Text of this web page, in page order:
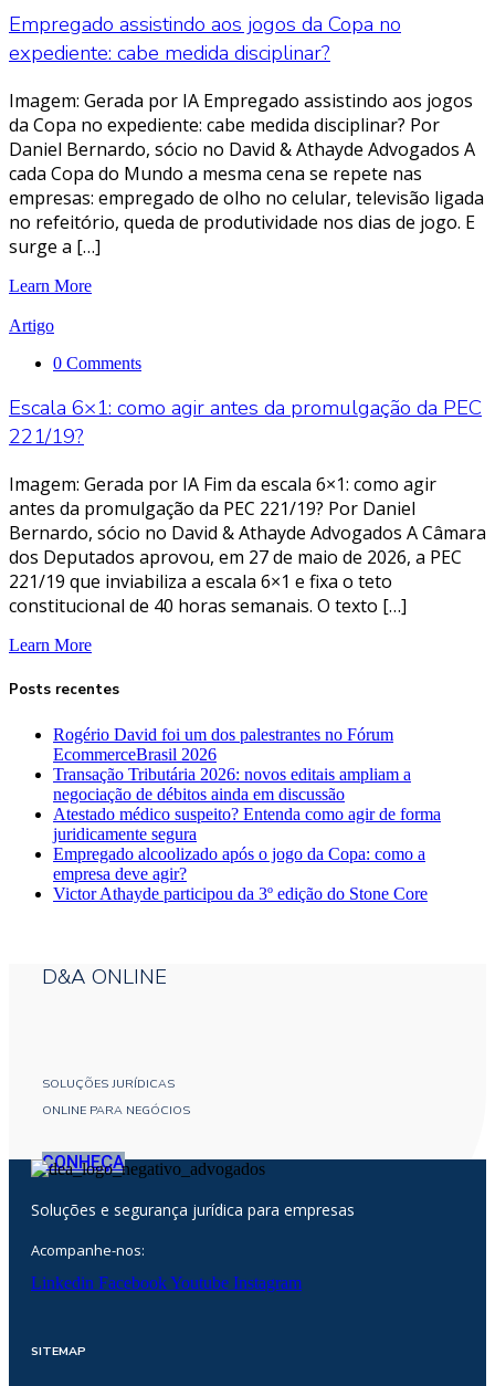
Empregado assistindo aos jogos da Copa no
expediente: cabe medida disciplinar?
Imagem: Gerada por IA Empregado assistindo aos jogos
da Copa no expediente: cabe medida disciplinar? Por
Daniel Bernardo, sócio no David & Athayde Advogados A
cada Copa do Mundo a mesma cena se repete nas
empresas: empregado de olho no celular, televisão ligada
no refeitório, queda de produtividade nos dias de jogo. E
surge a […]
Learn More
Artigo
0 Comments
Escala 6×1: como agir antes da promulgação da PEC
221/19?
Imagem: Gerada por IA Fim da escala 6×1: como agir
antes da promulgação da PEC 221/19? Por Daniel
Bernardo, sócio no David & Athayde Advogados A Câmara
dos Deputados aprovou, em 27 de maio de 2026, a PEC
221/19 que inviabiliza a escala 6×1 e fixa o teto
constitucional de 40 horas semanais. O texto […]
Learn More
Posts recentes
Rogério David foi um dos palestrantes no Fórum
EcommerceBrasil 2026
Transação Tributária 2026: novos editais ampliam a
negociação de débitos ainda em discussão
Atestado médico suspeito? Entenda como agir de forma
juridicamente segura
Empregado alcoolizado após o jogo da Copa: como a
empresa deve agir?
Victor Athayde participou da 3º edição do Stone Core
D&A ONLINE
SOLUÇÕES JURÍDICAS
ONLINE PARA NEGÓCIOS
CONHEÇA
Soluções e segurança jurídica para empresas
Acompanhe-nos:
Linkedin FacebookYoutube Instagram
SITEMAP